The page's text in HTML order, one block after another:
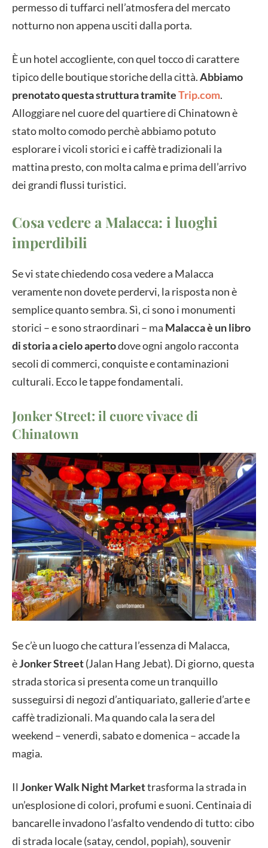
permesso di tuffarci nell’atmosfera del mercato
notturno non appena usciti dalla porta.
È un hotel accogliente, con quel tocco di carattere
tipico delle boutique storiche della città.Abbiamo
prenotato questa struttura tramiteTrip.com.
Alloggiare nel cuore del quartiere di Chinatown è
stato molto comodo perchè abbiamo potuto
esplorare i vicoli storici e i caffè tradizionali la
mattina presto, con molta calma e prima dell’arrivo
dei grandi flussi turistici.
Cosa vedere a Malacca: i luoghi
imperdibili
Se vi state chiedendo cosa vedere a Malacca
veramente non dovete perdervi, la risposta non è
semplice quanto sembra. Sì, ci sono i monumenti
storici – e sono straordinari – ma Malacca è un libro
di storia a cielo apertodove ogni angolo racconta
secoli di commerci, conquiste e contaminazioni
culturali. Ecco le tappe fondamentali.
Jonker Street: il cuore vivace di
Chinatown
Se c’è un luogo che cattura l’essenza di Malacca,
èJonker Street(Jalan Hang Jebat). Di giorno, questa
strada storica si presenta come un tranquillo
susseguirsi di negozi d’antiquariato, gallerie d’arte e
caffè tradizionali. Ma quando cala la sera del
weekend – venerdì, sabato e domenica – accade la
magia.
Il Jonker Walk Night Markettrasforma la strada in
un’esplosione di colori, profumi e suoni. Centinaia di
bancarelle invadono l’asfalto vendendo di tutto: cibo
di strada locale (satay, cendol, popiah), souvenir